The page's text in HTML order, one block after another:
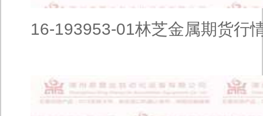
16-193953-01林芝金属期货行